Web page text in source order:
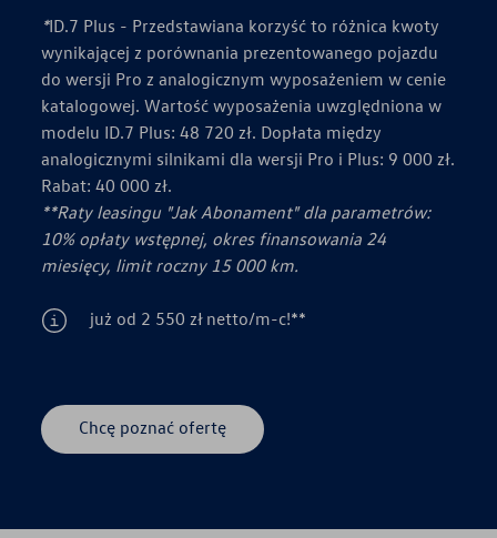
*ID.7 Plus - Przedstawiana korzyść to różnica kwoty
wynikającej z porównania prezentowanego pojazdu
do wersji Pro z analogicznym wyposażeniem w cenie
katalogowej. Wartość wyposażenia uwzględniona w
modelu ID.7 Plus: 48 720 zł. Dopłata między
analogicznymi silnikami dla wersji Pro i Plus: 9 000 zł.
Rabat: 40 000 zł.
**Raty leasingu "Jak Abonament" dla parametrów:
10% opłaty wstępnej, okres finansowania 24
miesięcy, limit roczny 15 000 km.
już od 2 550 zł netto/m-c!**⁠
Chcę poznać ofertę